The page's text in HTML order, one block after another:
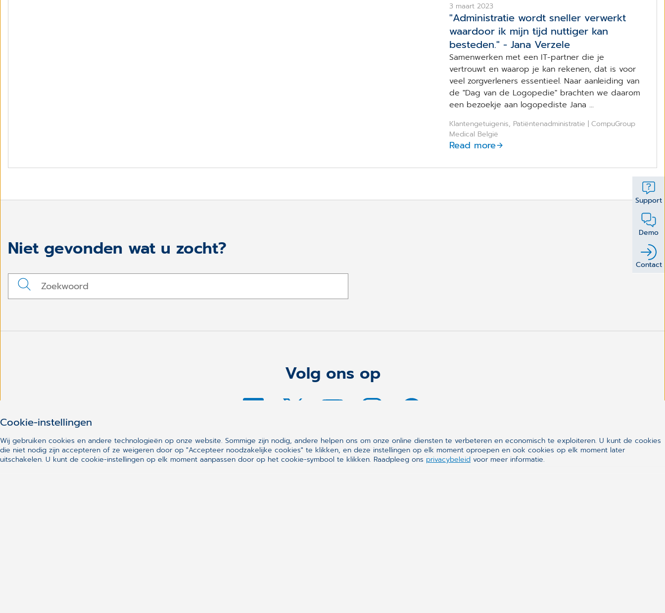
Support
Demo
Contact
3 maart 2023
"Administratie wordt sneller verwerkt
waardoor ik mijn tijd nuttiger kan
besteden." - Jana Verzele
Samenwerken met een IT-partner die je
vertrouwt en waarop je kan rekenen, dat is voor
veel zorgverleners essentieel. Naar aanleiding van
de "Dag van de Logopedie" brachten we daarom
een bezoekje aan logopediste Jana ...
Klantengetuigenis, Patiëntenadministratie | CompuGroup
Medical België
Read more
Niet gevonden wat u zocht?
Volg ons op
Snelle links
Synchronizing Healthcare
Cookie-instellingen
Wij gebruiken cookies en andere technologieën op onze website. Sommige zijn nodig, andere helpen ons om onze online diensten te verbeteren en economisch te exploiteren. U kunt de cookies
die niet nodig zijn accepteren of ze weigeren door op "Accepteer noodzakelijke cookies" te klikken, en deze instellingen op elk moment oproepen en ook cookies op elk moment later
uitschakelen. U kunt de cookie-instellingen op elk moment aanpassen door op het cookie-symbool te klikken. Raadpleeg ons privacybeleid voor meer informatie.